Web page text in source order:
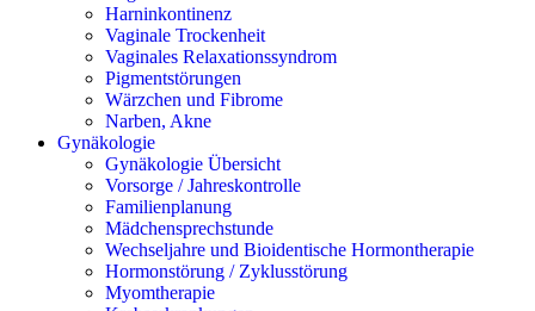
Harninkontinenz
Vaginale Trockenheit
Vaginales Relaxationssyndrom
Pigmentstörungen
Wärzchen und Fibrome
Narben, Akne
Gynäkologie
Gynäkologie Übersicht
Vorsorge / Jahreskontrolle
Familienplanung
Mädchensprechstunde
Wechseljahre und Bioidentische Hormontherapie
Hormonstörung / Zyklusstörung
Myomtherapie